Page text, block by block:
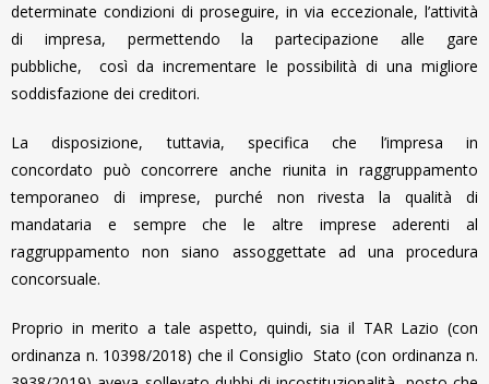
determinate condizioni di proseguire, in via eccezionale, l’attività
di impresa, permettendo la partecipazione alle gare
pubbliche, così da incrementare le possibilità di una migliore
soddisfazione dei creditori.
La disposizione, tuttavia, specifica che l’impresa in
concordato può concorrere anche riunita in raggruppamento
temporaneo di imprese, purché non rivesta la qualità di
mandataria e sempre che le altre imprese aderenti al
raggruppamento non siano assoggettate ad una procedura
concorsuale.
Proprio in merito a tale aspetto, quindi, sia il TAR Lazio (con
ordinanza n. 10398/2018) che il Consiglio Stato (con ordinanza n.